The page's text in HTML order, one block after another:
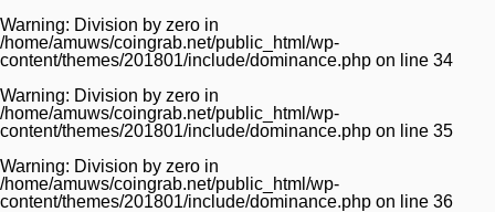
Warning: Division by zero in
/home/amuws/coingrab.net/public_html/wp-
content/themes/201801/include/dominance.php on line 34
Warning: Division by zero in
/home/amuws/coingrab.net/public_html/wp-
content/themes/201801/include/dominance.php on line 35
Warning: Division by zero in
/home/amuws/coingrab.net/public_html/wp-
content/themes/201801/include/dominance.php on line 36